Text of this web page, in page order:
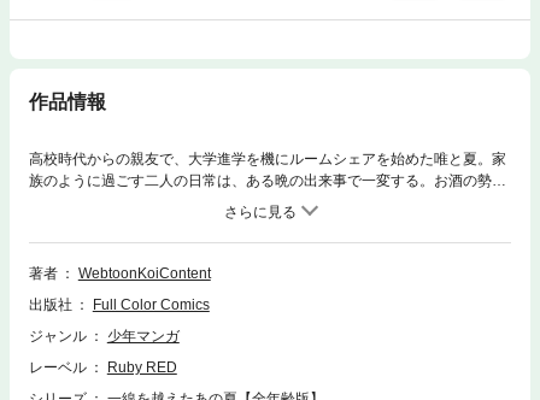
作品情報
高校時代からの親友で、大学進学を機にルームシェアを始めた唯と夏。家
族のように過ごす二人の日常は、ある晩の出来事で一変する。お酒の勢い
に任せ、互いの身体に触れてしまったあの日。それ以来、親友という枠を
超えた「秘密の関係」が二人の間で続いていた。しかし夏はこの関係を
「遊び」や「笑い話」として思っていた。そんなある日、唯の父親から
「週末に友達を連れて家に遊びに来ないか」と誘いを受ける。唯と共に実
を委ねることになる。やがて隠しきれないほどの熱を帯びていき……。※
本作品の一部はAIで制作しています※こちらは同一タイトルの全年齢版で
著者
WebtoonKoiContent
出版社
Full Color Comics
ジャンル
少年マンガ
レーベル
Ruby RED